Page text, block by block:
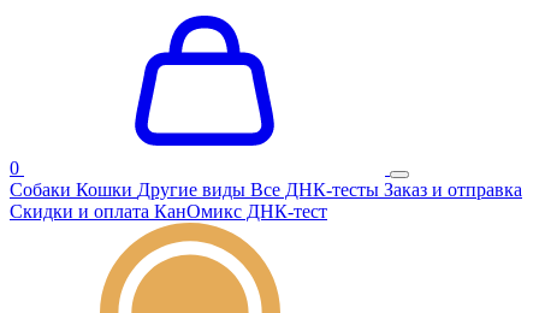
0
Собаки Кошки Другие виды Все ДНК-тесты Заказ и отправка
Скидки и оплата КанОмикс ДНК-тест